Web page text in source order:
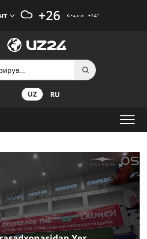
+26 Кечаси +14°
UZ RU